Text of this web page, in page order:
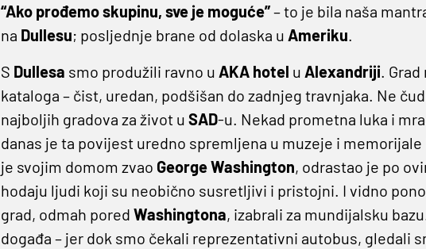
“Ako prođemo skupinu, sve je moguće”– to je bila naša
na Dullesu; posljednje brane od dolaska u Ameriku.
S Dullesa smo produžili ravno u AKA hotel u Alexandriji.
kataloga – čist, uredan, podšišan do zadnjeg travnjaka. Ne
najboljih gradova za život u SAD-u. Nekad prometna luka i
danas je ta povijest uredno spremljena u muzeje i
je svojim domom zvao GeorgeWashington, odrastao je po
hodaju ljudi koji su neobično susretljivi i pristojni. I vidno
grad, odmah pored Washingtona, izabrali za mundijalsku
događa – jer dok smo čekali reprezentativni autobus, gledali